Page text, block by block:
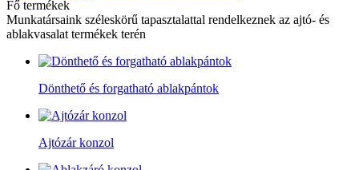
Fő termékek
Munkatársaink széleskörű tapasztalattal rendelkeznek az ajtó- és
ablakvasalat termékek terén
Dönthető és forgatható ablakpántok
Ajtózár konzol